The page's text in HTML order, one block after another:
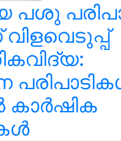
പശു